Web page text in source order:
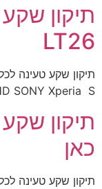
תיקון
LT26
SONY Xperia S
כאן